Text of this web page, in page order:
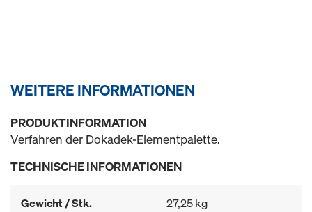
WEITERE INFORMATIONEN
PRODUKTINFORMATION
Verfahren der Dokadek-Elementpalette.
TECHNISCHE INFORMATIONEN
Gewicht / Stk. 27,25 kg